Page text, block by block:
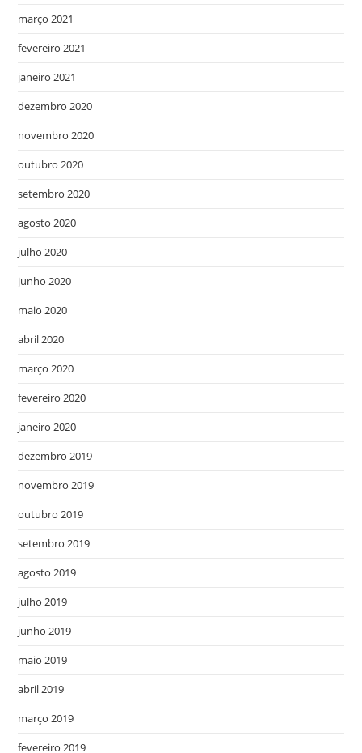
março 2021
fevereiro 2021
janeiro 2021
dezembro 2020
novembro 2020
outubro 2020
setembro 2020
agosto 2020
julho 2020
junho 2020
maio 2020
abril 2020
março 2020
fevereiro 2020
janeiro 2020
dezembro 2019
novembro 2019
outubro 2019
setembro 2019
agosto 2019
julho 2019
junho 2019
maio 2019
abril 2019
março 2019
fevereiro 2019